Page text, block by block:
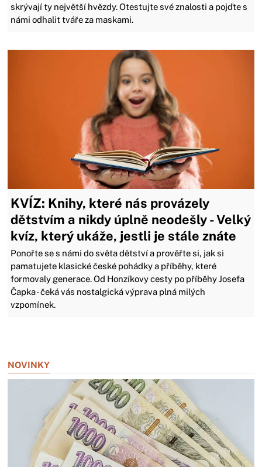
skrývají ty největší hvězdy. Otestujte své znalosti a pojďte s
námi odhalit tváře za maskami.
KVÍZ: Knihy, které nás provázely
dětstvím a nikdy úplně neodešly - Velký
kvíz, který ukáže, jestli je stále znáte
Ponořte se s námi do světa dětství a prověřte si, jak si
pamatujete klasické české pohádky a příběhy, které
formovaly generace. Od Honzíkovy cesty po příběhy Josefa
Čapka - čeká vás nostalgická výprava plná milých
vzpomínek.
NOVINKY